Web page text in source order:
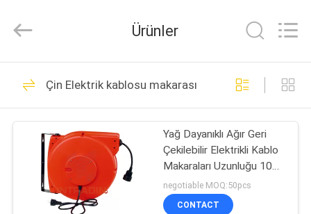
ÜRÜN:%
VIDEOLAR
Reserved.
Pnömatik Yağ
Pompası
27
Ürünler
Çin Elektrik kablosu makarası
Yağ Dayanıklı Ağır Geri
Çekilebilir Elektrikli Kablo
Makaraları Uzunluğu 10m
- 15m Kablo
negotiable MOQ:50pcs
CONTACT